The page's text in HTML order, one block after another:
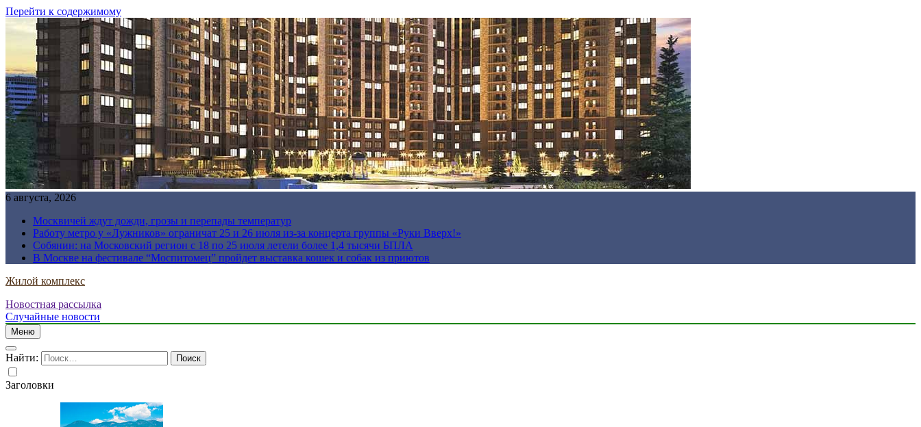
Перейти к содержимому
6 августа, 2026
Москвичей ждут дожди, грозы и перепады температур
Работу метро у «Лужников» ограничат 25 и 26 июля из-за концерта группы «Руки Вверх!»
Собянин: на Московский регион с 18 по 25 июля летели более 1,4 тысячи БПЛА
В Москве на фестивале “Моспитомец” пройдет выставка кошек и собак из приютов
Жилой комплекс
Новостная рассылка
Случайные новости
Меню
Найти:
Заголовки